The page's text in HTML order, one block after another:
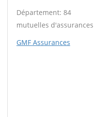
Département: 84
mutuelles d'assurances
GMF Assurances